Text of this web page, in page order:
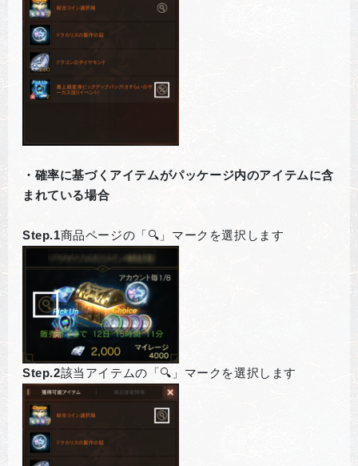
・確率に基づくアイテムがパッケージ内のアイテムに含
まれている場合
Step.1商品ページの「🔍」マークを選択します
Step.2該当アイテムの「🔍」マークを選択します